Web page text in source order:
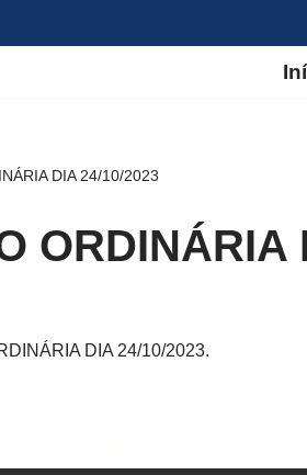
DIA 24/10/2023
ORDINÁRIA
DIA 24/10/2023.